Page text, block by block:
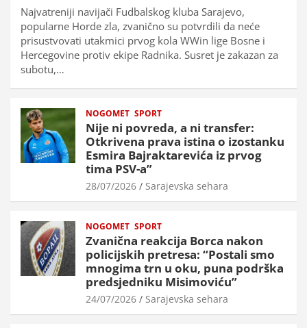
Najvatreniji navijači Fudbalskog kluba Sarajevo,
popularne Horde zla, zvanično su potvrdili da neće
prisustvovati utakmici prvog kola WWin lige Bosne i
Hercegovine protiv ekipe Radnika. Susret je zakazan za
subotu,…
NOGOMET SPORT
Nije ni povreda, a ni transfer:
Otkrivena prava istina o izostanku
Esmira Bajraktarevića iz prvog
tima PSV-a”
28/07/2026 Sarajevska sehara
NOGOMET SPORT
Zvanična reakcija Borca nakon
policijskih pretresa: “Postali smo
mnogima trn u oku, puna podrška
predsjedniku Misimoviću”
24/07/2026 Sarajevska sehara